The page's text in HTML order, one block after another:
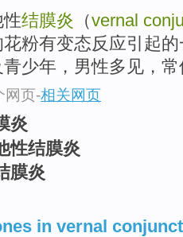
结膜炎 （vernal
粉有变态反应引起
少年，男性多见，
网页-相关网页
炎
性结膜炎
膜炎
in vernal